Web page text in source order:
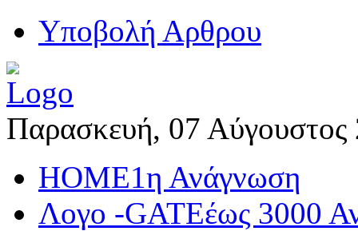
Yποβολή Αρθρου
Παρασκευή, 07 Αύγουστος
HOME1η Ανάγνωση
Λογο -GATEέως 3000